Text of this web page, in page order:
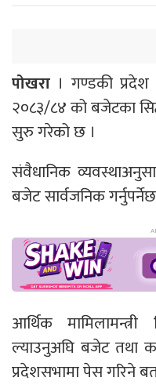
पोखरा । गण्डकी
२०८३/८४ को बजेटका
सुरु गरेको छ ।
संवैधानिक
बजेट सार्वजनिक
आर्थिक
ल्याउनुअघि बजेट तथा
प्रदेशसभामा पेस गरिने